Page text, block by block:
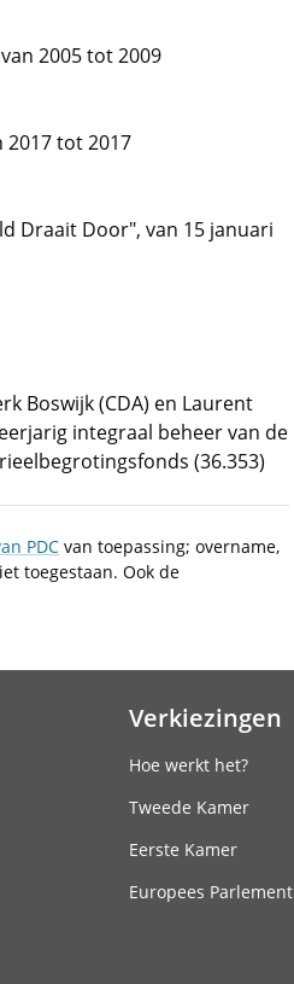
2005 tot 2009
tot 2017
Draait Door", van 15 januari
Boswijk (CDA) en Laurent
integraal beheer van de
(36.353)
PDC van toepassing; overname,
toegestaan. Ook de
Verkiezingen
Hoe werkt het?
Tweede Kamer
Eerste Kamer
Europees Parlement